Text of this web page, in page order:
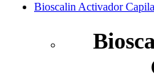
Bioscalin Activador